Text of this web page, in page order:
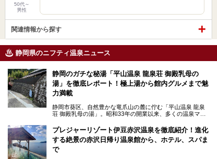
50代～
男性
関連情報から探す
静岡県のニフティ温泉ニュース
静岡のガチな秘湯「平山温泉 龍泉荘 御殿乳母の
湯」を徹底レポート！極上湯から館内グルメまで魅
力満載
静岡市葵区、自然豊かな竜爪山の麓に佇む「平山温泉 龍泉
荘 御殿乳母の湯」。昭和33年の開業以来、多くの温泉マニ
極上温泉です。お湯はもちろん、実はグルメも揃っているん
です。多くのファンを持つ、その圧倒的なこだわりと魅力を
解説します。
プレジャーリゾート伊豆赤沢温泉を徹底紹介！進化
する絶景の赤沢日帰り温泉館から、ホテル、スパま
で